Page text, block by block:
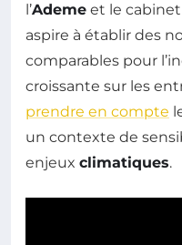
l’Ademe et le cabinet
aspire à établir des
comparables pour
croissante sur les
prendre en compte
un contexte de
enjeux climatiques.